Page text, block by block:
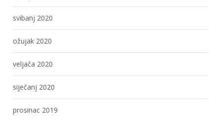
svibanj 2020
ožujak 2020
veljača 2020
siječanj 2020
prosinac 2019